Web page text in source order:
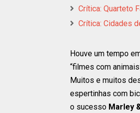
Crítica: Quarteto
Crítica: Cidades
Houve um tempo
“filmes com
Muitos e muitos
espertinhas com
o sucesso Marley